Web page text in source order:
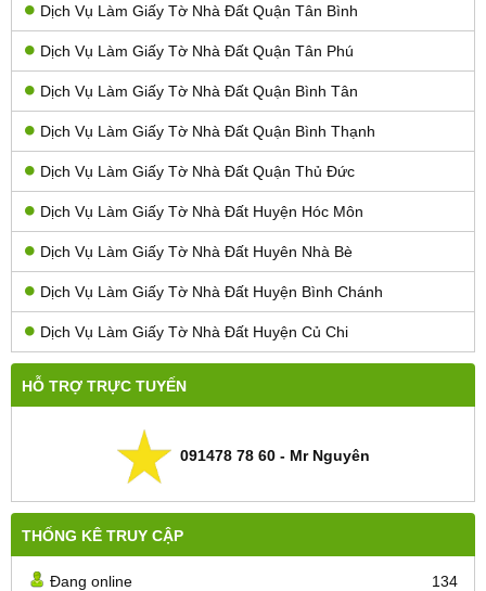
Dịch Vụ Làm Giấy Tờ Nhà Đất Quận Tân Bình
Dịch Vụ Làm Giấy Tờ Nhà Đất Quận Tân Phú
Dịch Vụ Làm Giấy Tờ Nhà Đất Quận Bình Tân
Dịch Vụ Làm Giấy Tờ Nhà Đất Quận Bình Thạnh
Dịch Vụ Làm Giấy Tờ Nhà Đất Quận Thủ Đức
Dịch Vụ Làm Giấy Tờ Nhà Đất Huyện Hóc Môn
Dịch Vụ Làm Giấy Tờ Nhà Đất Huyên Nhà Bè
Dịch Vụ Làm Giấy Tờ Nhà Đất Huyện Bình Chánh
Dịch Vụ Làm Giấy Tờ Nhà Đất Huyện Củ Chi
HỖ TRỢ TRỰC TUYẾN
091478 78 60 - Mr Nguyên
THỐNG KÊ TRUY CẬP
Đang online
134